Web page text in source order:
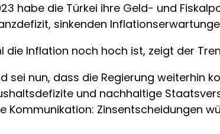
habe die Türkei ihre Geld- und
sinkenden
die Inflation noch hoch ist, zeigt der
sei nun, dass die Regierung weiterhin
und nachhaltige
Kommunikation: Zinsentscheidungen